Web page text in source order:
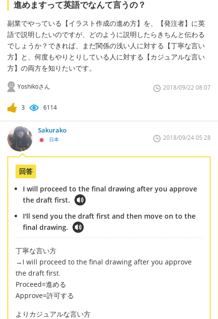
進めますって英語でなんて言うの？
副業でやっている【イラスト作成の進め方】を、【発注者】に英
語で説明したいのですが、どのように説明したらきちんと伝わる
でしょうか？できれば、まだ関係の浅い人に対する【丁寧な言い
方】と、何度もやりとりしている人に対する【カジュアルな言い
方】の両方を知りたいです。
Yoshikoさん 2018/09/22 08:07
3 6114
Sakurako
日本 2018/09/24 05:28
回答
I will proceed to the final drawing after you approve
the draft first.
I'll send you the draft first and then move on to the
final drawing.
丁寧な言い方
→I will proceed to the final drawing after you approve
the draft first.
Proceed=進める
Approve=許可する
よりカジュアルな言い方